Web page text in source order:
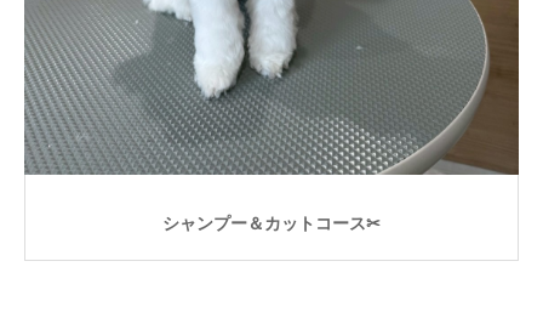
シャンプー＆カットコース✂